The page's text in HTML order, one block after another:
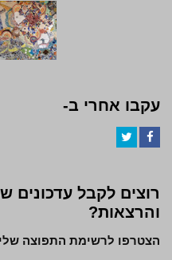
עקבו אחרי ב-
רוצים לקבל עדכונים
והרצאות?
הצטרפו לרשימת התפוצה שלי